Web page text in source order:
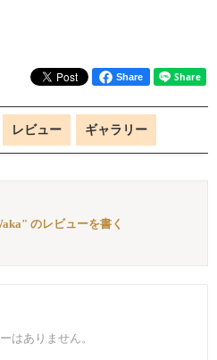
Share
レビュー ギャラリー
のレビューを書く
はありません。